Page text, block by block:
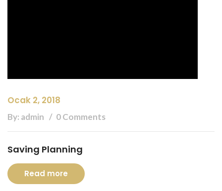
Ocak 2, 2018
By: admin 0 Comments
Saving Planning
Read more